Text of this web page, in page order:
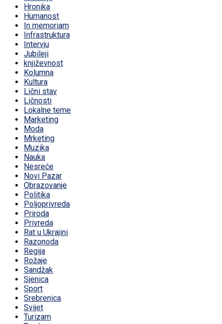
Hronika
Humanost
In memoriam
Infrastruktura
Intervju
Jubileji
književnost
Kolumna
Kultura
Lični stav
Ličnosti
Lokalne teme
Marketing
Moda
Mrketing
Muzika
Nauka
Nesreće
Novi Pazar
Obrazovanje
Politika
Poljoprivreda
Priroda
Privreda
Rat u Ukrajini
Razonoda
Regija
Rožaje
Sandžak
Sjenica
Sport
Srebrenica
Svijet
Turizam